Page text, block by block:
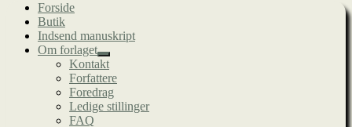
Forside
Butik
Indsend manuskript
Om forlaget
Udfold
undermenu
Kontakt
Forfattere
Foredrag
Ledige stillinger
FAQ